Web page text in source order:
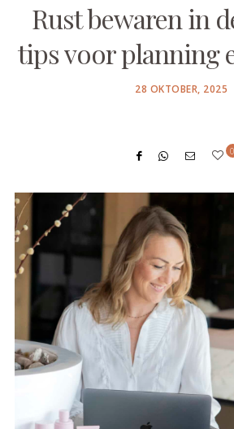
Rust bewaren in
tips voor planning
POSTED
28 OKTOBER, 2025
0